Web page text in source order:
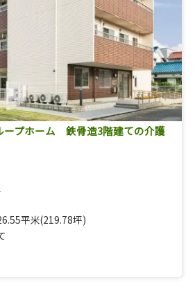
ープホーム 鉄骨造3階建ての介護
平米(219.78坪)